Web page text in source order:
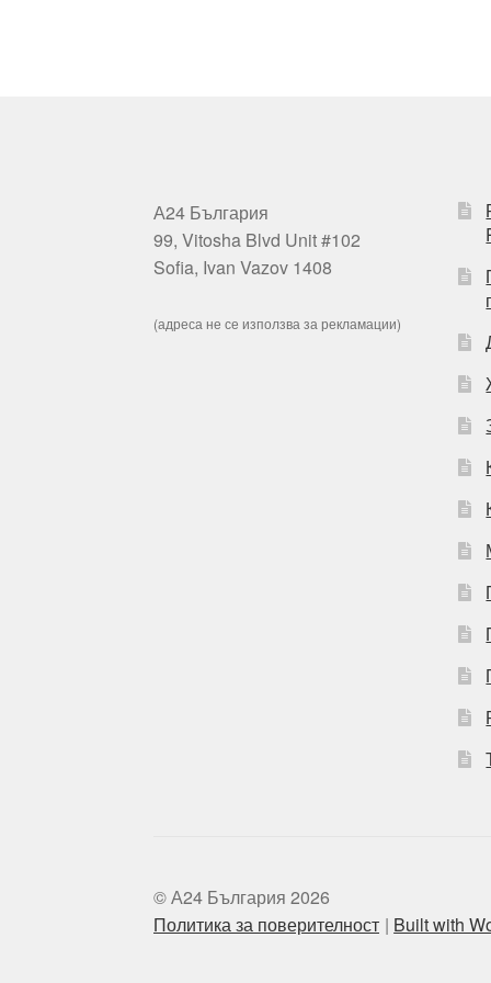
А24 България
99, Vitosha Blvd Unit #102
Sofia, Ivan Vazov 1408
(адреса не се използва за рекламации)
© А24 България 2026
Политика за поверителност
Built with